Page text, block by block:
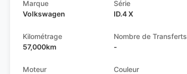
Marque
Volkswagen
Série
ID.4 X
Kilométrage
57,000km
Nombre de Transferts
-
Moteur
Couleur